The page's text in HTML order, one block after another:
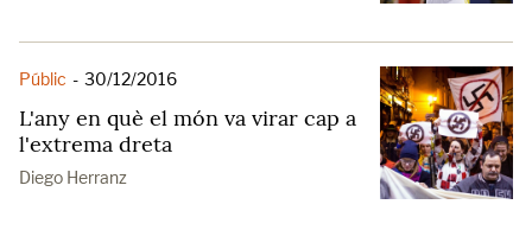
Públic - 30/12/2016
L'any en què el món va virar cap a
l'extrema dreta
Diego Herranz